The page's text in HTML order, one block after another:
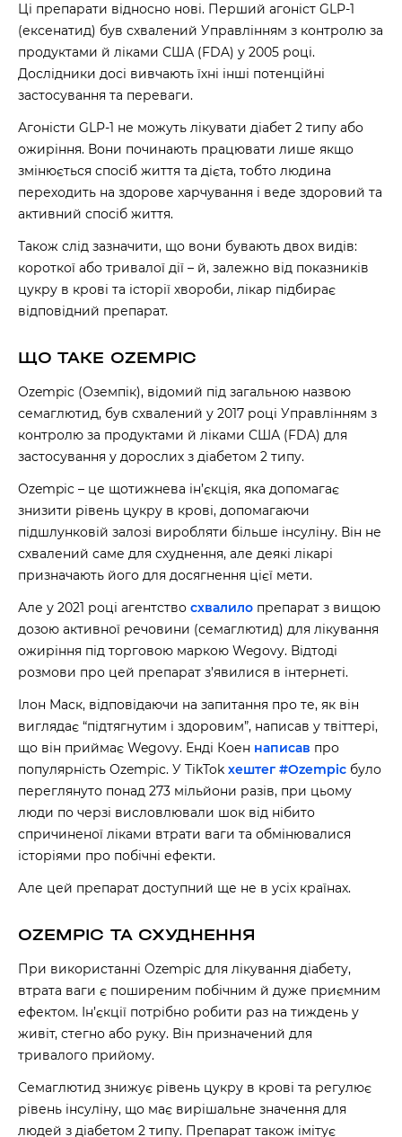
Ці препарати відносно нові. Перший агоніст GLP-1
(ексенатид) був схвалений Управлінням з контролю за
продуктами й ліками США (FDA) у 2005 році.
Дослідники досі вивчають їхні інші потенційні
застосування та переваги.
Агоністи GLP-1 не можуть лікувати діабет 2 типу або
ожиріння. Вони починають працювати лише якщо
змінюється спосіб життя та дієта, тобто людина
переходить на здорове харчування і веде здоровий та
активний спосіб життя.
Також слід зазначити, що вони бувають двох видів:
короткої або тривалої дії – й, залежно від показників
цукру в крові та історії хвороби, лікар підбирає
відповідний препарат.
ЩО ТАКЕ OZEMPIC
Ozempic (Оземпік), відомий під загальною назвою
семаглютид, був схвалений у 2017 році Управлінням з
контролю за продуктами й ліками США (FDA) для
застосування у дорослих з діабетом 2 типу.
Ozempic – це щотижнева ін’єкція, яка допомагає
знизити рівень цукру в крові, допомагаючи
підшлунковій залозі виробляти більше інсуліну. Він не
схвалений саме для схуднення, але деякі лікарі
призначають його для досягнення цієї мети.
Але у 2021 році агентство схвалило препарат з вищою
дозою активної речовини (семаглютид) для лікування
ожиріння під торговою маркою Wegovy. Відтоді
розмови про цей препарат з’явилися в інтернеті.
Ілон Маск, відповідаючи на запитання про те, як він
виглядає “підтягнутим і здоровим”, написав у твіттері,
що він приймає Wegovy. Енді Коен написав про
популярність Ozempic. У TikTok хештег #Ozempic було
переглянуто понад 273 мільйони разів, при цьому
люди по черзі висловлювали шок від нібито
спричиненої ліками втрати ваги та обмінювалися
історіями про побічні ефекти.
Але цей препарат доступний ще не в усіх країнах.
OZEMPIC ТА СХУДНЕННЯ
При використанні Ozempic для лікування діабету,
втрата ваги є поширеним побічним й дуже приємним
ефектом. Ін’єкції потрібно робити раз на тиждень у
живіт, стегно або руку. Він призначений для
тривалого прийому.
Семаглютид знижує рівень цукру в крові та регулює
рівень інсуліну, що має вирішальне значення для
людей з діабетом 2 типу. Препарат також імітує